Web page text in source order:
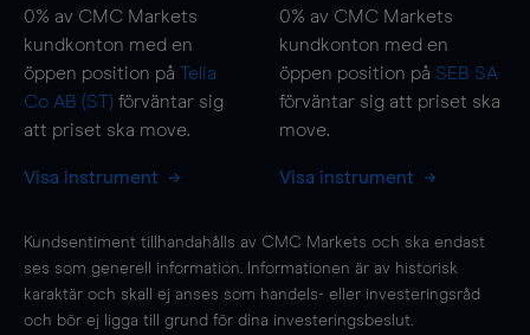
0% av CMC Markets
kundkonton med en
öppen position på Telia
Co AB (ST) förväntar sig
att priset ska move.
Visa instrument
0% av CMC Markets
kundkonton med en
öppen position på SEB SA
förväntar sig att priset ska
move.
Visa instrument
Kundsentiment tillhandahålls av CMC Markets och ska endast
ses som generell information. Informationen är av historisk
karaktär och skall ej anses som handels- eller investeringsråd
och bör ej ligga till grund för dina investeringsbeslut.